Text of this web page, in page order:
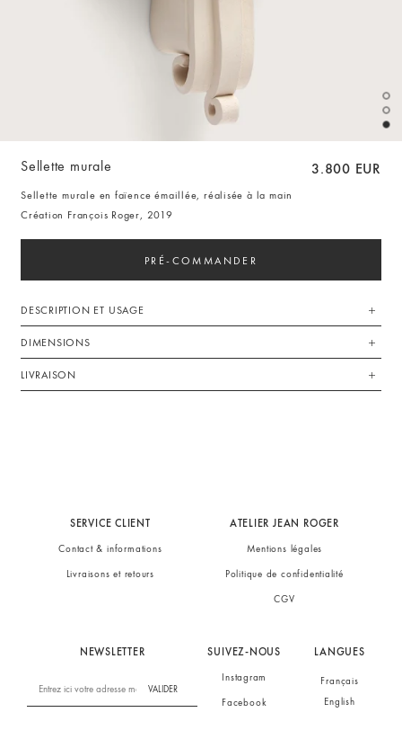
Sellette murale 3.800 EUR
Sellette murale en faïence émaillée, réalisée à la main
Création François Roger, 2019
PRÉ-COMMANDER
DESCRIPTION ET USAGE
DIMENSIONS
LIVRAISON
SERVICE CLIENT
Contact & informations
Livraisons et retours
ATELIER JEAN ROGER
Mentions légales
Politique de confidentialité
CGV
NEWSLETTER
VALIDER
SUIVEZ-NOUS
Instagram
Facebook
LANGUES
Français
English